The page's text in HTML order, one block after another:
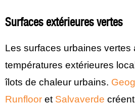
Surfaces extérieures vertes
Les surfaces urbaines vertes
températures extérieures
îlots de chaleur urbains.
Runfloor et Salvaverde